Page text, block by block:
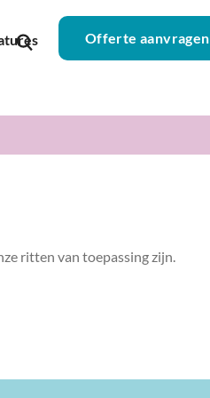
Offerte aanvragen
ritten van toepassing zijn.